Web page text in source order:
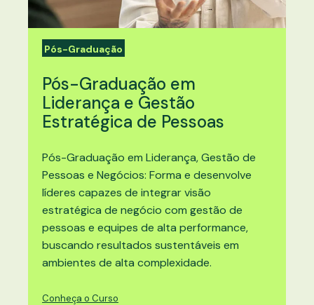
Pós-Graduação
Pós-Graduação em
Liderança e Gestão
Estratégica de Pessoas
Pós-Graduação em Liderança, Gestão de
Pessoas e Negócios: Forma e desenvolve
líderes capazes de integrar visão
estratégica de negócio com gestão de
pessoas e equipes de alta performance,
buscando resultados sustentáveis em
ambientes de alta complexidade.
Conheça o Curso